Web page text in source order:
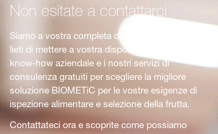
Non esitate a contattarci
Siamo a vostra completa disposizione. Saremo
lieti di mettere a vostra disposizione il nostro
know-how aziendale e i nostri servizi di
consulenza gratuiti per scegliere la migliore
soluzione BIOMETiC per le vostre esigenze di
ispezione alimentare e selezione della frutta.
Contattateci ora e scoprite come possiamo